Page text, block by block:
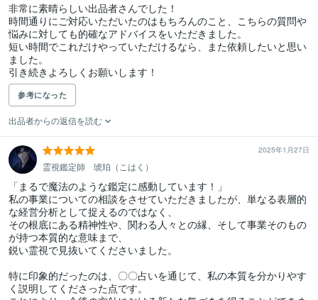
非常に素晴らしい出品者さんでした！
時間通りにご対応いただいたのはもちろんのこと、こちらの質問や
悩みに対しても的確なアドバイスをいただきました。
短い時間でこれだけやっていただけるなら、また依頼したいと思い
ました。
引き続きよろしくお願いします！
参考になった
出品者からの返信を読む
2025年1月27日
霊視鑑定師 琥珀（こはく）
「まるで魔法のような鑑定に感動しています！」
私の事業についての相談をさせていただきましたが、単なる表層的
な経営分析として捉えるのではなく、
その根底にある精神性や、関わる人々との縁、そして事業そのもの
が持つ本質的な意味まで、
鋭い霊視で見抜いてくださいました。
特に印象的だったのは、〇〇占いを通じて、私の本質を分かりやす
く説明してくださった点です。